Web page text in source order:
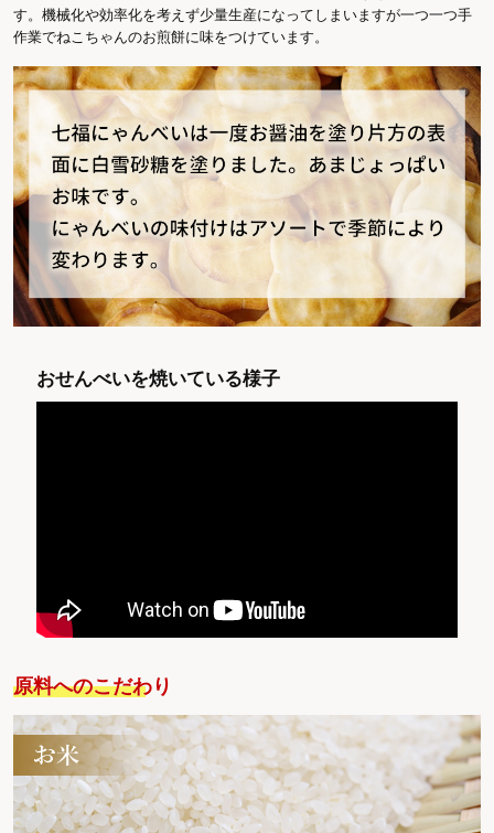
す。機械化や効率化を考えず少量生産になってしまいますが一つ一つ手
作業でねこちゃんのお煎餅に味をつけています。
おせんべいを焼いている様子
原料へのこだわり